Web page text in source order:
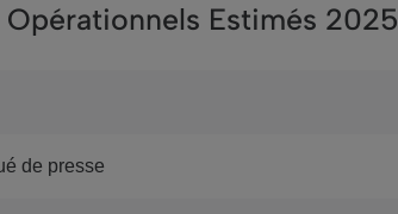
Opérationnels Estimés 2025
de presse